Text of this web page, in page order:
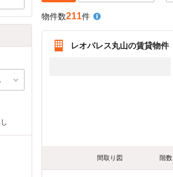
物件数211件
レオパレス丸山の賃貸物件
間取り図 階数